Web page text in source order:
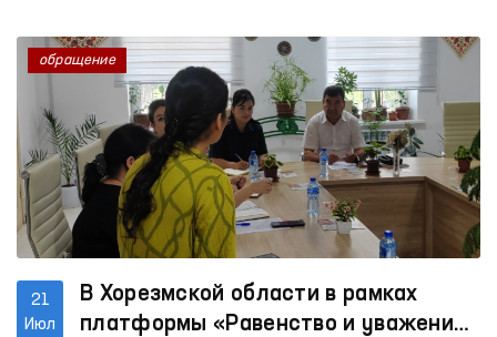
21
Июл
В Хорезмской области в рамках
платформы «Равенство и уважение»
обращение